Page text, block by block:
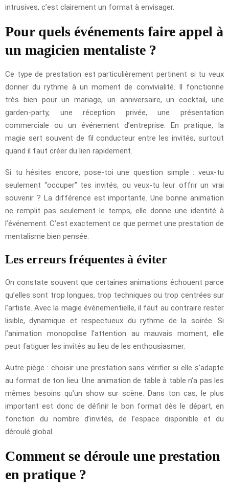
intrusives, c’est clairement un format à envisager.
Pour quels événements faire appel à
un magicien mentaliste ?
Ce type de prestation est particulièrement pertinent si tu veux
donner du rythme à un moment de convivialité. Il fonctionne
très bien pour un mariage, un anniversaire, un cocktail, une
garden-party, une réception privée, une présentation
commerciale ou un événement d’entreprise. En pratique, la
magie sert souvent de fil conducteur entre les invités, surtout
quand il faut créer du lien rapidement.
Si tu hésites encore, pose-toi une question simple : veux-tu
seulement “occuper” tes invités, ou veux-tu leur offrir un vrai
souvenir ? La différence est importante. Une bonne animation
ne remplit pas seulement le temps, elle donne une identité à
l’événement. C’est exactement ce que permet une prestation de
mentalisme bien pensée.
Les erreurs fréquentes à éviter
On constate souvent que certaines animations échouent parce
qu’elles sont trop longues, trop techniques ou trop centrées sur
l’artiste. Avec la magie événementielle, il faut au contraire rester
lisible, dynamique et respectueux du rythme de la soirée. Si
l’animation monopolise l’attention au mauvais moment, elle
peut fatiguer les invités au lieu de les enthousiasmer.
Autre piège : choisir une prestation sans vérifier si elle s’adapte
au format de ton lieu. Une animation de table à table n’a pas les
mêmes besoins qu’un show sur scène. Dans ton cas, le plus
important est donc de définir le bon format dès le départ, en
fonction du nombre d’invités, de l’espace disponible et du
déroulé global.
Comment se déroule une prestation
en pratique ?